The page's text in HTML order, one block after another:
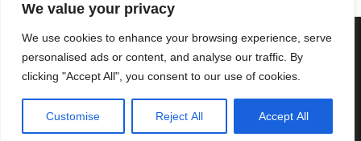
We value your privacy
We use cookies to enhance your browsing experience, serve
personalised ads or content, and analyse our traffic. By
clicking "Accept All", you consent to our use of cookies.
Customise Reject All Accept All
Copyright © 2025 Cascais International Health Forum
Powered bymarketividade.com
Política de Privacidade